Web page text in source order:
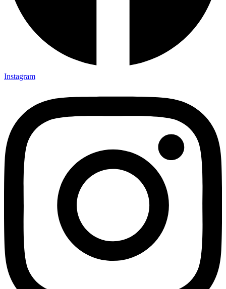
Instagram